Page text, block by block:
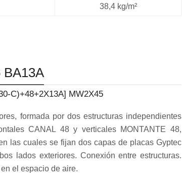
38,4 kg/m²
BA13A
C)+48+2X13A] MW2X45
formada por dos estructuras independientes
CANAL 48 y verticales MONTANTE 48,
las cuales se fijan dos capas de placas Gyptec
lados exteriores. Conexión entre estructuras.
el espacio de aire.